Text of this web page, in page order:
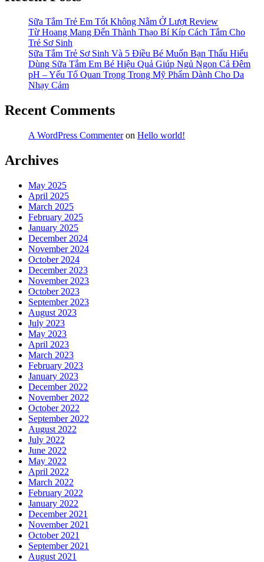
Sữa Tắm Trẻ Em Tốt Không Nằm Ở Lượt Review
Từ Hoang Mang Đến Thành Thạo Bí Kíp Cách Tắm Cho
Trẻ Sơ Sinh
Sữa Tắm Trẻ Sơ Sinh Và 5 Điều Bé Muốn Bạn Thấu Hiểu
Dùng Sữa Tắm Em Bé Hiệu Quả Giúp Ngủ Ngon Cả Đêm
pH – Yếu Tố Quan Trọng Trong Mỹ Phẩm Dành Cho Da
Nhạy Cảm
Recent Comments
A WordPress Commenteron Hello world!
Archives
May 2025
April 2025
March 2025
February 2025
January 2025
December 2024
November 2024
October 2024
December 2023
November 2023
October 2023
September 2023
August 2023
July 2023
May 2023
April 2023
March 2023
February 2023
January 2023
December 2022
November 2022
October 2022
September 2022
August 2022
July 2022
June 2022
May 2022
April 2022
March 2022
February 2022
January 2022
December 2021
November 2021
October 2021
September 2021
August 2021